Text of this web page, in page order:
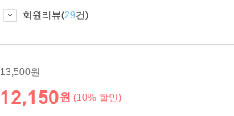
회원리뷰(29건)
13,500원
12,150원 (10% 할인)